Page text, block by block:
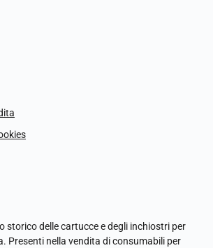
storico delle cartucce e degli inchiostri per
Presenti nella vendita di consumabili per